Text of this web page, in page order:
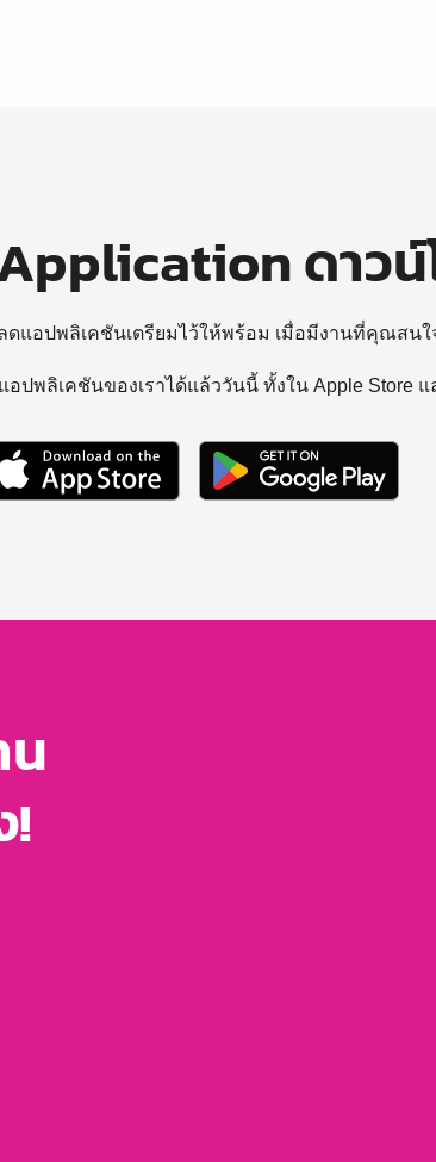
ดาว
ดแอปพลิเคชันเตรียมไว้ให้พร้อม เมื่อมีงานที่คุณสนใ
แอปพลิเคชันของเราได้แล้ววันนี้ ทั้งใน Apple Store แ
!